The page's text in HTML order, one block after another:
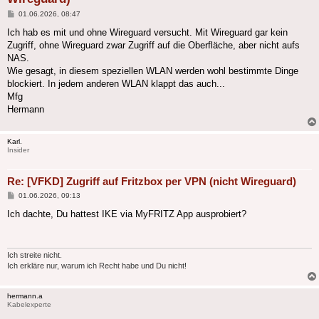
Beitrag
01.06.2026, 08:47
Ich hab es mit und ohne Wireguard versucht. Mit Wireguard gar kein
Zugriff, ohne Wireguard zwar Zugriff auf die Oberfläche, aber nicht aufs
NAS.
Wie gesagt, in diesem speziellen WLAN werden wohl bestimmte Dinge
blockiert. In jedem anderen WLAN klappt das auch...
Mfg
Hermann
Karl.
Insider
Re: [VFKD] Zugriff auf Fritzbox per VPN (nicht Wireguard)
Beitrag
01.06.2026, 09:13
Ich dachte, Du hattest IKE via MyFRITZ App ausprobiert?
Ich streite nicht.
Ich erkläre nur, warum ich Recht habe und Du nicht!
hermann.a
Kabelexperte